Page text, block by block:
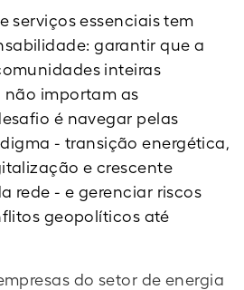
serviços essenciais tem
garantir que a
inteiras
importam as
é navegar pelas
- transição energética,
e crescente
rede - e gerenciar riscos
geopolíticos até
do setor de energia